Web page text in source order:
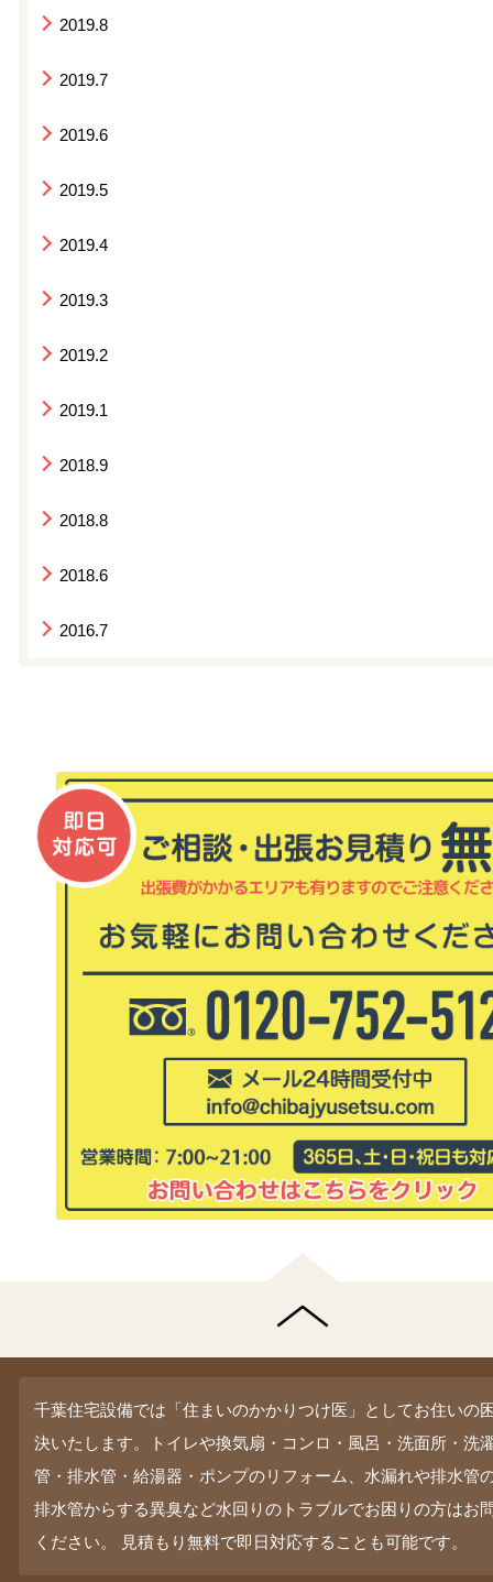
2019.8
2019.7
2019.6
2019.5
2019.4
2019.3
2019.2
2019.1
2018.9
2018.8
2018.6
2016.7
千葉住宅設備では「住まいのかかりつけ医」としてお住いの
決いたします。トイレや換気扇・コンロ・風呂・洗面所・洗
管・排水管・給湯器・ポンプのリフォーム、水漏れや排水管
排水管からする異臭など水回りのトラブルでお困りの方はお
ください。 見積もり無料で即日対応することも可能です。